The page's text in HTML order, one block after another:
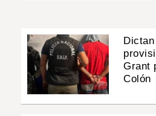
Grant
Colón